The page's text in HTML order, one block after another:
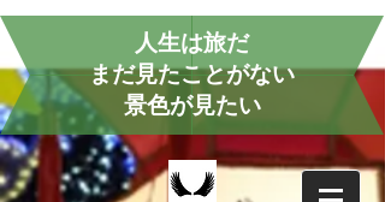
人生は旅だ
まだ見たことがない
景色が見たい